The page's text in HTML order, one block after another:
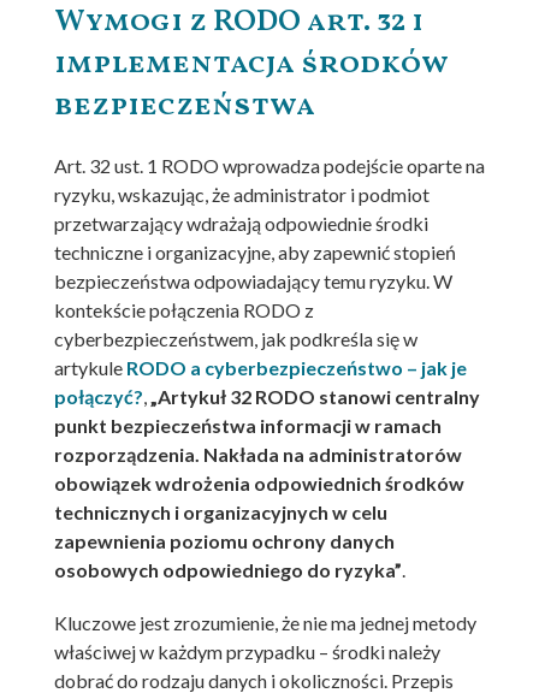
Wymogi z RODO art. 32 i
implementacja środków
bezpieczeństwa
Art. 32 ust. 1 RODO wprowadza podejście oparte na
ryzyku, wskazując, że administrator i podmiot
przetwarzający wdrażają odpowiednie środki
techniczne i organizacyjne, aby zapewnić stopień
bezpieczeństwa odpowiadający temu ryzyku. W
kontekście połączenia RODO z
cyberbezpieczeństwem, jak podkreśla się w
artykule RODO a cyberbezpieczeństwo – jak je
połączyć?,„Artykuł 32 RODO stanowi centralny
punkt bezpieczeństwa informacji w ramach
rozporządzenia. Nakłada na administratorów
obowiązek wdrożenia odpowiednich środków
technicznych i organizacyjnych w celu
zapewnienia poziomu ochrony danych
osobowych odpowiedniego do ryzyka”.
Kluczowe jest zrozumienie, że nie ma jednej metody
właściwej w każdym przypadku – środki należy
dobrać do rodzaju danych i okoliczności. Przepis